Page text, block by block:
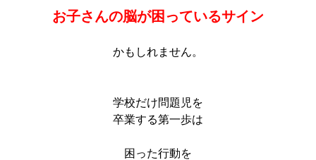
お子さんの脳が困っているサイン
かもしれません。
学校だけ問題児を
卒業する第一歩は
困った行動を